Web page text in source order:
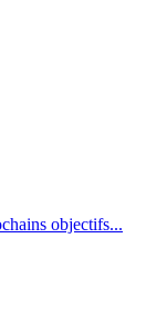
objectifs...